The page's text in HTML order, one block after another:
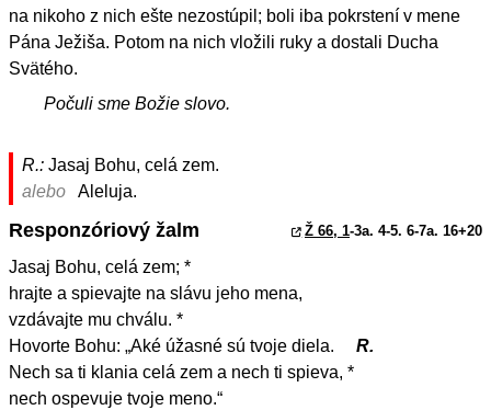
na nikoho z nich ešte nezostúpil; boli iba pokrstení v mene
Pána Ježiša. Potom na nich vložili ruky a dostali Ducha
Svätého.
Počuli sme Božie slovo.
R.: Jasaj Bohu, celá zem.
alebo
Aleluja.
Responzóriový žalm Ž 66, 1-3a. 4-5. 6-7a. 16+20
Jasaj Bohu, celá zem; *
hrajte a spievajte na slávu jeho mena,
vzdávajte mu chválu. *
Hovorte Bohu: „Aké úžasné sú tvoje diela.
R.
Nech sa ti klania celá zem a nech ti spieva, *
nech ospevuje tvoje meno.“